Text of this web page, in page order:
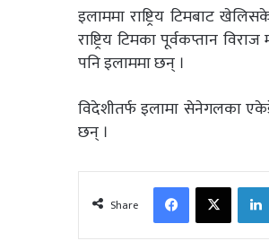
इलाममा राष्ट्रिय टिमबाट
राष्ट्रिय टिमका पूर्वकप्तान
पनि इलाममा छन् ।
विदेशीतर्फ इलामा सेनेगलका
छन् ।
Share
FacebookX